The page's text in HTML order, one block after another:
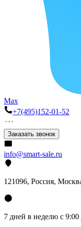
Max
+7(495)152-01-52
Заказать звонок
info@smart-sale.ru
121096, Россия,
7 дней в неделю с 9:00